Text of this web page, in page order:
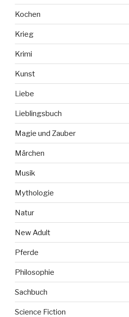
Kochen
Krieg
Krimi
Kunst
Liebe
Lieblingsbuch
Magie und Zauber
Märchen
Musik
Mythologie
Natur
New Adult
Pferde
Philosophie
Sachbuch
Science Fiction